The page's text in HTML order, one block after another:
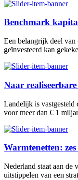
Benchmark
Een belangrijk deel
geïnvesteerd kan
Naar
Landelijk is vastgesteld
voor meer dan € 1
Warmtenetten:
Nederland staat aan de
uitstippelen van een